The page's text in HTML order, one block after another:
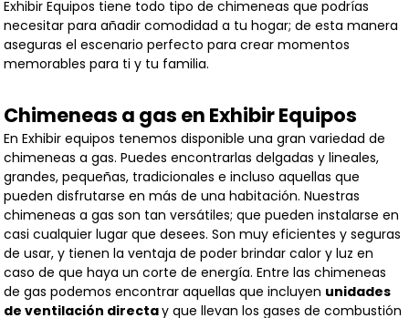
Exhibir Equipos tiene todo tipo de chimeneas que podrías
necesitar para añadir comodidad a tu hogar; de esta manera
aseguras el escenario perfecto para crear momentos
memorables para ti y tu familia.
Chimeneas a gas en Exhibir Equipos
En Exhibir equipos tenemos disponible una gran variedad de
chimeneas a gas. Puedes encontrarlas delgadas y lineales,
grandes, pequeñas, tradicionales e incluso aquellas que
pueden disfrutarse en más de una habitación.Nuestras
chimeneas a gas son tan versátiles; que pueden instalarse en
casi cualquier lugar que desees. Son muy eficientes y seguras
de usar, y tienen la ventaja de poder brindar calor y luz en
caso de que haya un corte de energía.Entre las chimeneas
de gas podemos encontrar aquellas que incluyen unidades
de ventilación directay que llevan los gases de combustión